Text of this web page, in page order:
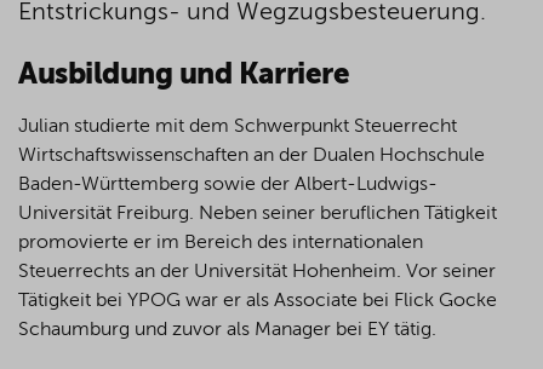
Entstrickungs- und Wegzugsbesteuerung.
Ausbildung und Karriere
Julian studierte mit dem Schwerpunkt Steuerrecht
Wirtschaftswissenschaften an der Dualen Hochschule
Baden-Württemberg sowie der Albert-Ludwigs-
Universität Freiburg. Neben seiner beruflichen Tätigkeit
promovierte er im Bereich des internationalen
Steuerrechts an der Universität Hohenheim. Vor seiner
Tätigkeit bei YPOG war er als Associate bei Flick Gocke
Schaumburg und zuvor als Manager bei EY tätig.